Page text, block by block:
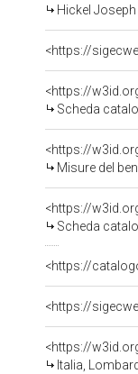
Hickel
<https://
<https://
Scheda
<https://
Misure del
<https://
Scheda
<https://
<https://
<https://
Italia,